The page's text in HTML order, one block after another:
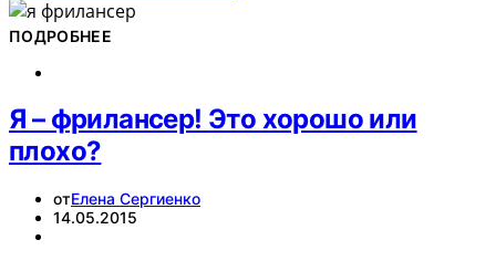
ПОДРОБНЕЕ
Я – фрилансер! Это хорошо или
плохо?
отЕлена Сергиенко
14.05.2015